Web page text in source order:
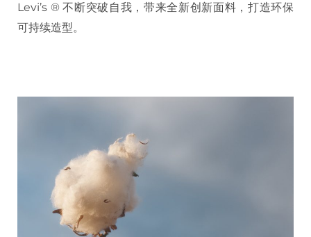
Levi’s ® 不断突破自我，带来全新创新面料，打造环保
可持续造型。